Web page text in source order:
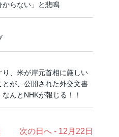
からない」と悲鳴
り、米が岸元首相に厳しい
が、公開された外交文書
んとNHKが報じる！！
次の日へ - 12月22日